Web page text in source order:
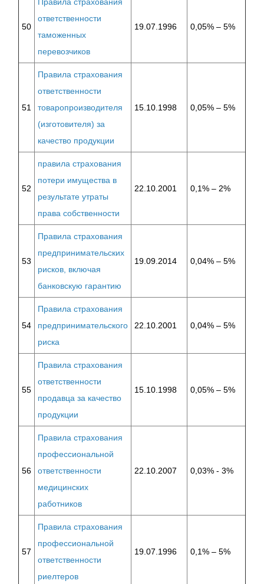
50
ответственности
таможенных
перевозчиков
19.07.1996 0,05% – 5%
51
Правила страхования
ответственности
товаропроизводителя
(изготовителя) за
качество продукции
15.10.1998 0,05% – 5%
52
правила страхования
потери имущества в
результате утраты
права собственности
22.10.2001 0,1% – 2%
53
Правила страхования
предпринимательских
рисков, включая
банковскую гарантию
19.09.2014 0,04% – 5%
54
Правила страхования
предпринимательского
риска
22.10.2001 0,04% – 5%
55
Правила страхования
ответственности
продавца за качество
продукции
15.10.1998 0,05% – 5%
56
Правила страхования
профессиональной
ответственности
медицинских
работников
22.10.2007 0,03% - 3%
57
Правила страхования
профессиональной
ответственности
риелтеров
19.07.1996 0,1% – 5%